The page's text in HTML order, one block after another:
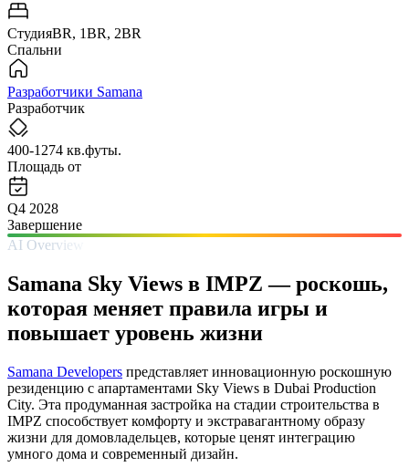
СтудияBR, 1BR, 2BR
Спальни
Разработчики Samana
Разработчик
400-1274 кв.футы.
Площадь от
Q4 2028
Завершение
AI Overview
Samana Sky Views в IMPZ — роскошь,
которая меняет правила игры и
повышает уровень жизни
Samana Developers представляет инновационную роскошную
резиденцию с апартаментами Sky Views в Dubai Production
City. Эта продуманная застройка на стадии строительства в
IMPZ способствует комфорту и экстравагантному образу
жизни для домовладельцев, которые ценят интеграцию
умного дома и современный дизайн.